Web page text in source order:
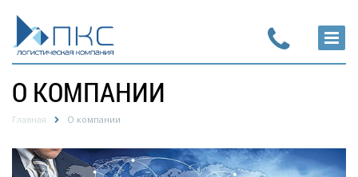
О КОМПАНИИ
Главная О компании